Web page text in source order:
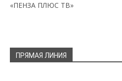
«ПЕНЗА ПЛЮС ТВ»
ПРЯМАЯ ЛИНИЯ